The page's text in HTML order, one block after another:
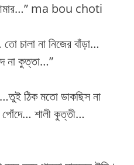
আমার…” ma bou choti
চালা না নিজের বাঁড়া…
না কুত্তা…”
ঠিক মতো ডাকছিস না
পোঁদে… শালী কুত্তী…